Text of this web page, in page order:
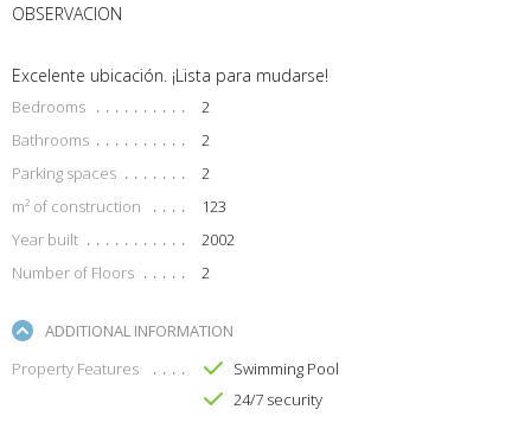
OBSERVACION
Excelente ubicación. ¡Lista para mudarse!
Bedrooms
2
Bathrooms
2
Parking spaces
2
m² of construction
123
Year built
2002
Number of Floors
2
ADDITIONAL INFORMATION
Property Features
Swimming Pool
24/7 security